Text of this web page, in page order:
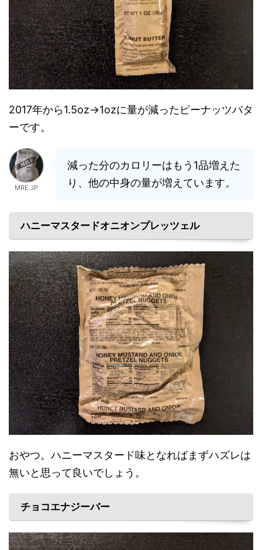
2017年から1.5oz→1ozに量が減ったピーナッツバタ
ーです。
MRE.JP
減った分のカロリーはもう1品増えた
り、他の中身の量が増えています。
ハニーマスタードオニオンプレッツェル
おやつ。ハニーマスタード味となればまずハズレは
無いと思って良いでしょう。
チョコエナジーバー